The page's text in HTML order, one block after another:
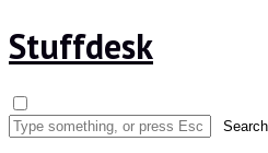
Stuffdesk